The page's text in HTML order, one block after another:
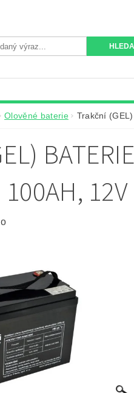
Olověné baterie Trakční
12V